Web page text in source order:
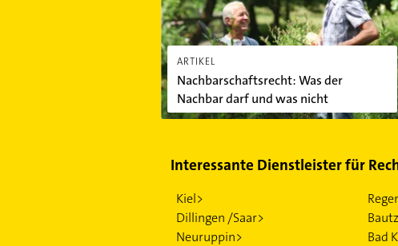
ARTIKEL
Nachbarschaftsrecht: Was der
Nachbar darf und was nicht
Interessante Dienstleister für
Kiel>
Dillingen /Saar>
Neuruppin>
Bad